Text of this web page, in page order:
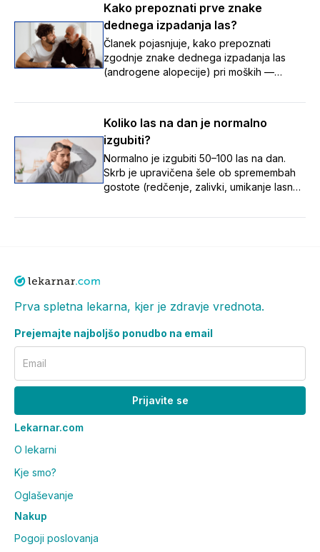
nekdo nahaja, in spremljati spremembe
skozi čas.
Kako prepoznati prve znake
dednega izpadanja las?
Članek pojasnjuje, kako prepoznati
zgodnje znake dednega izpadanja las
(androgene alopecije) pri moških —
redčenje na temenu ter tanjšanje in izgubo
postopne spremembe pomembno opaziti
zgodaj, saj je zdravljenje uspešnejše,
dokler so lasni mešički še aktivni.
Koliko las na dan je normalno
izgubiti?
Normalno je izgubiti 50–100 las na dan.
Skrb je upravičena šele ob spremembah
gostote (redčenje, zalivki, umikanje lasne
hranil, zdravila, dednost. Ob opaznih
Prva spletna lekarna, kjer je zdravje vrednota.
Prejemajte najboljšo ponudbo na email
Email
Prijavite se
Lekarnar.com
O lekarni
Kje smo?
Oglaševanje
Nakup
Pogoji poslovanja